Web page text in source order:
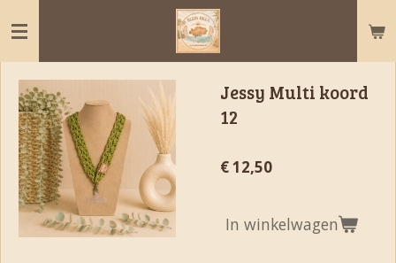
direct
naar
hoofdinhoud
Jessy Multi koord
12
€ 12,50
In winkelwagen